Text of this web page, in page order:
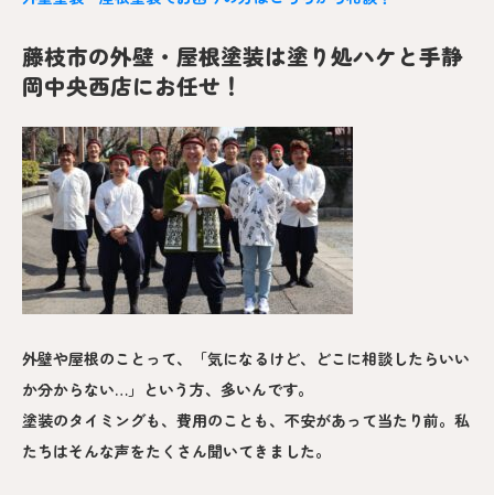
藤枝市の外壁・屋根塗装は塗り処ハケと手静
岡中央西店にお任せ！
外壁や屋根のことって、「気になるけど、どこに相談したらいい
か分からない…」という方、多いんです。
塗装のタイミングも、費用のことも、不安があって当たり前。私
たちはそんな声をたくさん聞いてきました。